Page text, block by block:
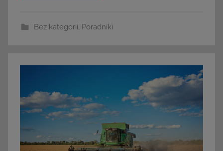
Bez kategorii, Poradniki